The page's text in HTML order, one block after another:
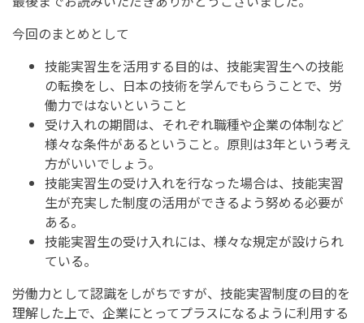
今回のまとめとして
技能実習生を活用する目的は、技能実習生への技能
の転換をし、日本の技術を学んでもらうことで、労
働力ではないということ
受け入れの期間は、それぞれ職種や企業の体制など
様々な条件があるということ。原則は3年という考え
方がいいでしょう。
技能実習生の受け入れを行なった場合は、技能実習
生が充実した制度の活用ができるよう努める必要が
ある。
技能実習生の受け入れには、様々な規定が設けられ
ている。
労働力として認識をしがちですが、技能実習制度の目的を
理解した上で、企業にとってプラスになるように利用する